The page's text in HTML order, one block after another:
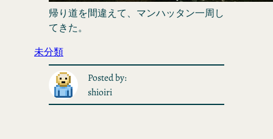
帰り道を間違えて、マンハッタン一周し
てきた。
未分類
Posted by:
shioiri